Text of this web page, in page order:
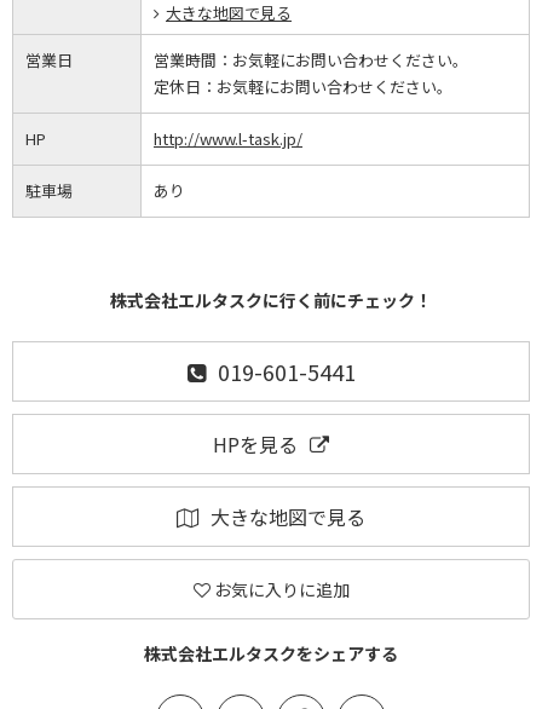
大きな地図で見る
営業日 営業時間： お気軽にお問い合わせください。
定休日： お気軽にお問い合わせください。
HP http://www.l-task.jp/
駐車場 あり
株式会社エルタスクに行く前にチェック！
019-601-5441
HPを見る
大きな地図で見る
お気に入りに追加
株式会社エルタスクをシェアする